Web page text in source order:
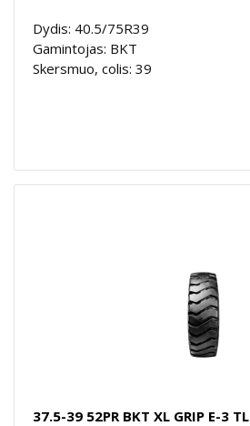
Dydis: 40.5/75R39
Gamintojas: BKT
Skersmuo, colis: 39
37.5-39 52PR BKT XL GRIP E-3 TL